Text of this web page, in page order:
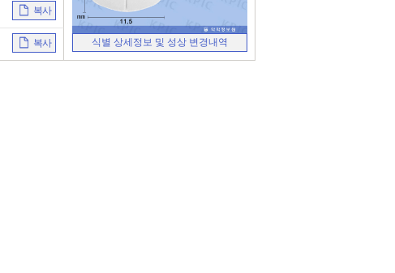
식별 상세정보 및 성상 변경내역
복사
복사